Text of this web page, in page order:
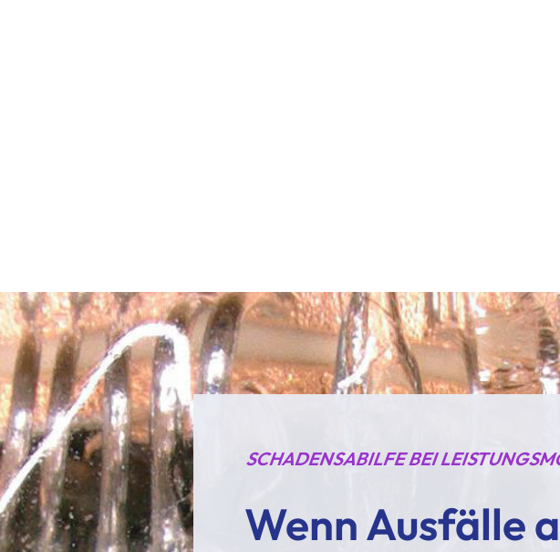
SCHADENSABILFE BEI
Wenn Ausfälle